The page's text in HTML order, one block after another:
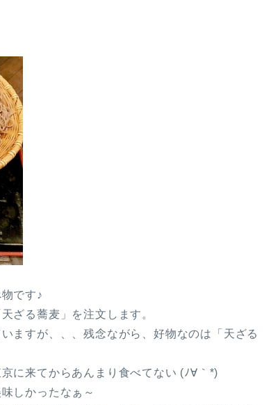
です♪
ざる蕎麦」を注文します。
ますが、、、残念ながら、好物なのは「天ざる
に来てからあんまり食べてない (ﾉ∀｀*)
しかったなぁ～